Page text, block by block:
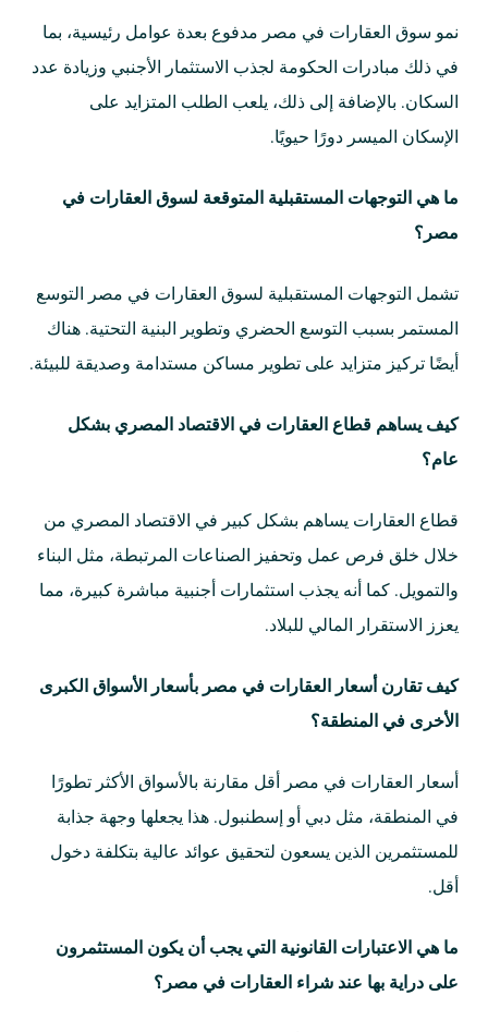
نمو سوق العقارات في مصر مدفوع بعدة عوامل رئيسية، بما
في ذلك مبادرات الحكومة لجذب الاستثمار الأجنبي وزيادة عدد
السكان. بالإضافة إلى ذلك، يلعب الطلب المتزايد على
الإسكان الميسر دورًا حيويًا.
ما هي التوجهات المستقبلية المتوقعة لسوق العقارات في
مصر؟
تشمل التوجهات المستقبلية لسوق العقارات في مصر التوسع
المستمر بسبب التوسع الحضري وتطوير البنية التحتية. هناك
أيضًا تركيز متزايد على تطوير مساكن مستدامة وصديقة للبيئة.
كيف يساهم قطاع العقارات في الاقتصاد المصري بشكل
عام؟
قطاع العقارات يساهم بشكل كبير في الاقتصاد المصري من
خلال خلق فرص عمل وتحفيز الصناعات المرتبطة، مثل البناء
والتمويل. كما أنه يجذب استثمارات أجنبية مباشرة كبيرة، مما
يعزز الاستقرار المالي للبلاد.
كيف تقارن أسعار العقارات في مصر بأسعار الأسواق الكبرى
الأخرى في المنطقة؟
أسعار العقارات في مصر أقل مقارنة بالأسواق الأكثر تطورًا
في المنطقة، مثل دبي أو إسطنبول. هذا يجعلها وجهة جذابة
للمستثمرين الذين يسعون لتحقيق عوائد عالية بتكلفة دخول
أقل.
ما هي الاعتبارات القانونية التي يجب أن يكون المستثمرون
على دراية بها عند شراء العقارات في مصر؟